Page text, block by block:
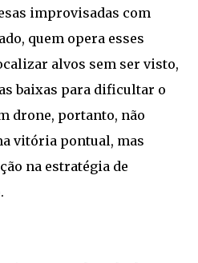
improvisadas com
quem opera esses
alvos sem ser visto,
baixas para dificultar o
drone, portanto, não
vitória pontual, mas
na estratégia de